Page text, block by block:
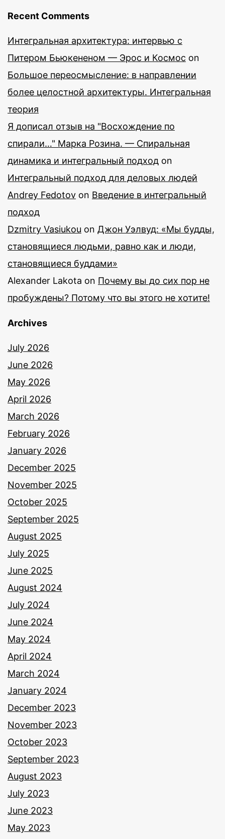
Recent Comments
Интегральная архитектура: интервью с
Питером Бьюкененом — Эрос и Космос on
Большое переосмысление: в направлении
более целостной архитектуры. Интегральная
теория
Я дописал отзыв на "Восхождение по
спирали…" Марка Розина. — Спиральная
динамика и интегральный подход on
Интегральный подход для деловых людей
Andrey Fedotov on Введение в интегральный
подход
Dzmitry Vasiukou on Джон Уэлвуд: «Мы будды,
становящиеся людьми, равно как и люди,
становящиеся буддами»
Alexander Lakota on Почему вы до сих пор не
пробуждены? Потому что вы этого не хотите!
Archives
July 2026
June 2026
May 2026
April 2026
March 2026
February 2026
January 2026
December 2025
November 2025
October 2025
September 2025
August 2025
July 2025
June 2025
August 2024
July 2024
June 2024
May 2024
April 2024
March 2024
January 2024
December 2023
November 2023
October 2023
September 2023
August 2023
July 2023
June 2023
May 2023